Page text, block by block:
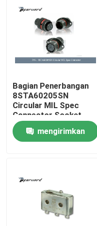
Rumah
Tentang Kami
Bagian Penerbangan
8STA60205SN
Circular MIL Spec
Connector Socket
(Wanita)
mengirimkan